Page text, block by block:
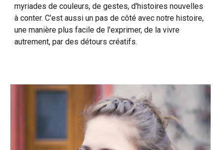
myriades de couleurs, de gestes, d'histoires nouvelles
à conter. C'est aussi un pas de côté avec notre histoire,
une manière plus facile de l'exprimer, de la vivre
autrement, par des détours créatifs.